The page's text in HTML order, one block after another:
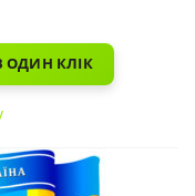
ОДИН КЛІК